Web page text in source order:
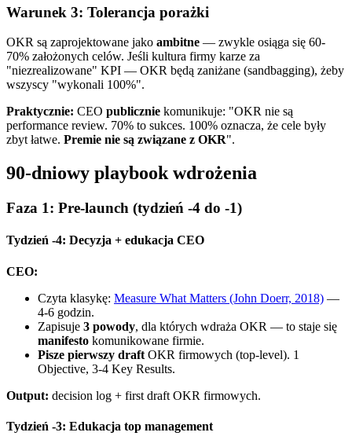
Warunek 3: Tolerancja porażki
OKR są zaprojektowane jako ambitne — zwykle osiąga się 60-
70% założonych celów. Jeśli kultura firmy karze za
"niezrealizowane" KPI — OKR będą zaniżane (sandbagging), żeby
wszyscy "wykonali 100%".
Praktycznie: CEO publicznie komunikuje: "OKR nie są
performance review. 70% to sukces. 100% oznacza, że cele były
zbyt łatwe. Premie nie są związane z OKR".
90-dniowy playbook wdrożenia
Faza 1: Pre-launch (tydzień -4 do -1)
Tydzień -4: Decyzja + edukacja CEO
CEO:
Czyta klasykę: Measure What Matters (John Doerr, 2018) —
4-6 godzin.
Zapisuje 3 powody, dla których wdraża OKR — to staje się
manifesto komunikowane firmie.
Pisze pierwszy draft OKR firmowych (top-level). 1
Objective, 3-4 Key Results.
Output: decision log + first draft OKR firmowych.
Tydzień -3: Edukacja top management